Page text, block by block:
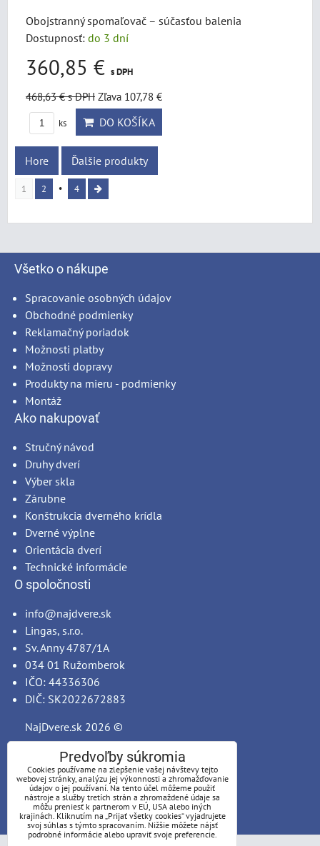
Obojstranný spomaľovač – súčasťou balenia
Dostupnosť: do 3 dní
360,85 € s DPH
468,63 €s DPH Zľava 107,78 €
ks DO KOŠÍKA
Hore Ďalšie produkty
1 2 4
Všetko o nákupe
Spracovanie osobných údajov
Obchodné podmienky
Reklamačný poriadok
Možnosti platby
Možnosti dopravy
Produkty na mieru - podmienky
Montáž
Ako nakupovať
Stručný návod
Druhy dverí
Výber skla
Zárubne
Konštrukcia dverného krídla
Dverné výplne
Orientácia dverí
Technické informácie
O spoločnosti
info@najdvere.sk
Lingas, s.r.o.
Sv. Anny 4787/1A
034 01 Ružomberok
IČO: 44336306
DIČ: SK2022672883
NajDvere.sk 2026 ©
Predvoľby súkromia
Cookies používame na zlepšenie vašej návštevy tejto
webovej stránky, analýzu jej výkonnosti a zhromažďovanie
údajov o jej používaní. Na tento účel môžeme použiť
nástroje a služby tretích strán a zhromaždené údaje sa
môžu preniesť k partnerom v EÚ, USA alebo iných
krajinách. Kliknutím na „Prijať všetky cookies“ vyjadrujete
svoj súhlas s týmto spracovaním. Nižšie môžete nájsť
podrobné informácie alebo upraviť svoje preferencie.